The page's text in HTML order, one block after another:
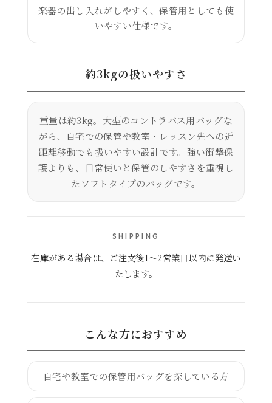
楽器の出し入れがしやすく、保管用としても使
いやすい仕様です。
約3kgの扱いやすさ
重量は約3kg。大型のコントラバス用バッグな
がら、自宅での保管や教室・レッスン先への近
距離移動でも扱いやすい設計です。強い衝撃保
護よりも、日常使いと保管のしやすさを重視し
たソフトタイプのバッグです。
SHIPPING
在庫がある場合は、ご注文後1～2営業日以内に発送い
たします。
こんな方におすすめ
自宅や教室での保管用バッグを探している方